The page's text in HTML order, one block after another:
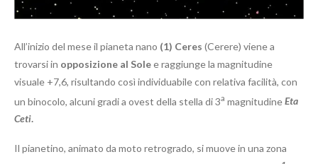
All’inizio del mese il pianeta nano (1) Ceres (Cerere) viene a
trovarsi in opposizione al Solee raggiunge la magnitudine
visuale +7,6, risultando così individuabile con relativa facilità, con
un binocolo, alcuni gradi a ovest della stella di 3a magnitudineEta
Ceti.
Il pianetino, animato da moto retrogrado, si muove in una zona